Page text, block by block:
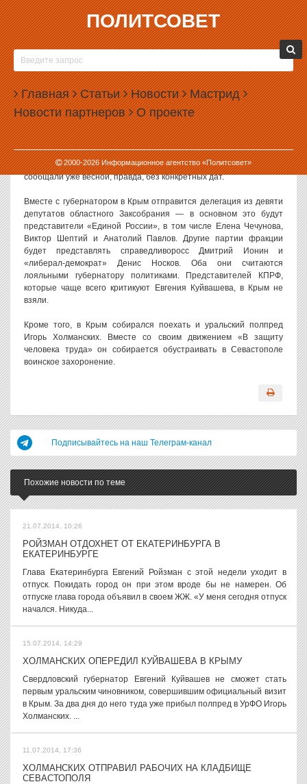
ПОЛИТСОВЕТ
Главная Статьи Новости Мастрид
Новости партнеров О проекте
2000-2026Информационное агентство «Политсовет»
14.07.2014, 15:38
КУЙВАШЕВ УЕДЕТ В КРЫМ В КОМПАНИИ
ДЕПУТАТОВ
Свердловский губернатор Евгений Куйвашев уже на этой неделе
отправится в давно обещанную поездку в Крым. Компанию ему
составят областные депутаты.
Визит Куйвашева в Крым начнется в среду, 16 июля и продлится
несколько дней. Поездка была анонсирована заранее: о ней
сообщали уже весной, правда, без конкретных дат.
Вместе с губернатором в Крым отправится делегация из девяти
депутатов областного Заксобрания — в основном это будут
представители «Единой России», в том числе Елена Чечунова,
Виктор Шептий и Анатолий Павлов. Другие партии фракции
будет представлять справедливоросс Дмитрий Ионин и
«либерал-демократ» Денис Носков. Оба они считаются
лояльными губернатору политиками. Представителей КПРФ,
которые чаще всего критикуют Евгения Куйвашева, в Крым не
взяли.
Кроме того, в Крым собирался поехать и уральский полпред
Игорь Холманских. Вместе со своим движением «В защиту
человека труда» он собирается обустраивать в Севастополе
воинское захоронение.
Подписывайтесь на наш Телеграм-канал
Похожие новости по теме
21.07.2014, 10:26
РОЙЗМАН ОТДОХНЕТ ОТ ЕКАТЕРИНБУРГА В
ЕКАТЕРИНБУРГЕ
Глава Екатеринбурга Евгений Ройзман с этой недели уходит в
отпуск. Покидать город он при этом вроде бы не намерен. Об
отпуске глава города объявил в своем ЖЖ. «У меня сегодня отпуск
начался. Никуда...
15.07.2014, 14:29
ХОЛМАНСКИХ ОПЕРЕДИЛ КУЙВАШЕВА В КРЫМУ
Свердловский губернатор Евгений Куйвашев не сможет стать
первым уральским чиновником, совершившим официальный визит
в Крым. За два дня до него туда уже прибыл полпред в УрФО Игорь
Холманских. ...
11.07.2014, 17:36
ХОЛМАНСКИХ ОТПРАВИЛ РАБОЧИХ НА КЛАДБИЩЕ
СЕВАСТОПОЛЯ